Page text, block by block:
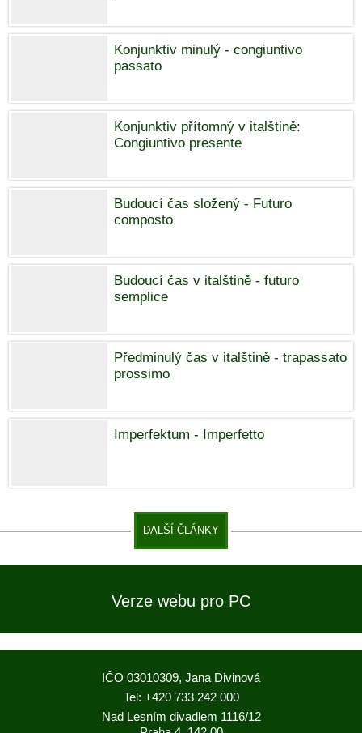
Konjunktiv minulý - congiuntivo
passato
Konjunktiv přítomný v italštině:
Congiuntivo presente
Budoucí čas složený - Futuro
composto
Budoucí čas v italštině - futuro
semplice
Předminulý čas v italštině - trapassato
prossimo
Imperfektum - Imperfetto
DALŠÍ ČLÁNKY
Verze webu pro PC
IČO 03010309, Jana Divinová
Tel: +420 733 242 000
Nad Lesním divadlem 1116/12